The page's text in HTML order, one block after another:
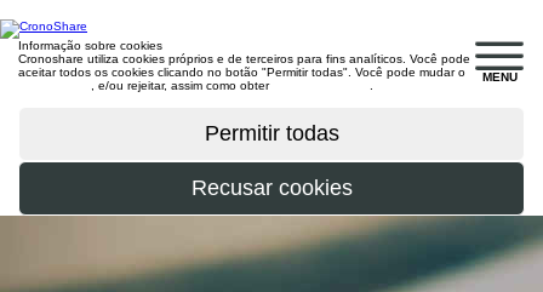
MENU
Informação sobre cookies
Cronoshare utiliza cookies próprios e de terceiros para fins analíticos. Você pode
aceitar todos os cookies clicando no botão "Permitir todas". Você pode mudar o
, e/ou rejeitar, assim como obter